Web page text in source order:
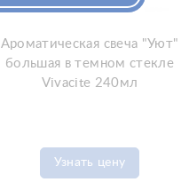
Ароматическая свеча "Уют"
большая в темном стекле
Vivacite 240мл
Узнать цену